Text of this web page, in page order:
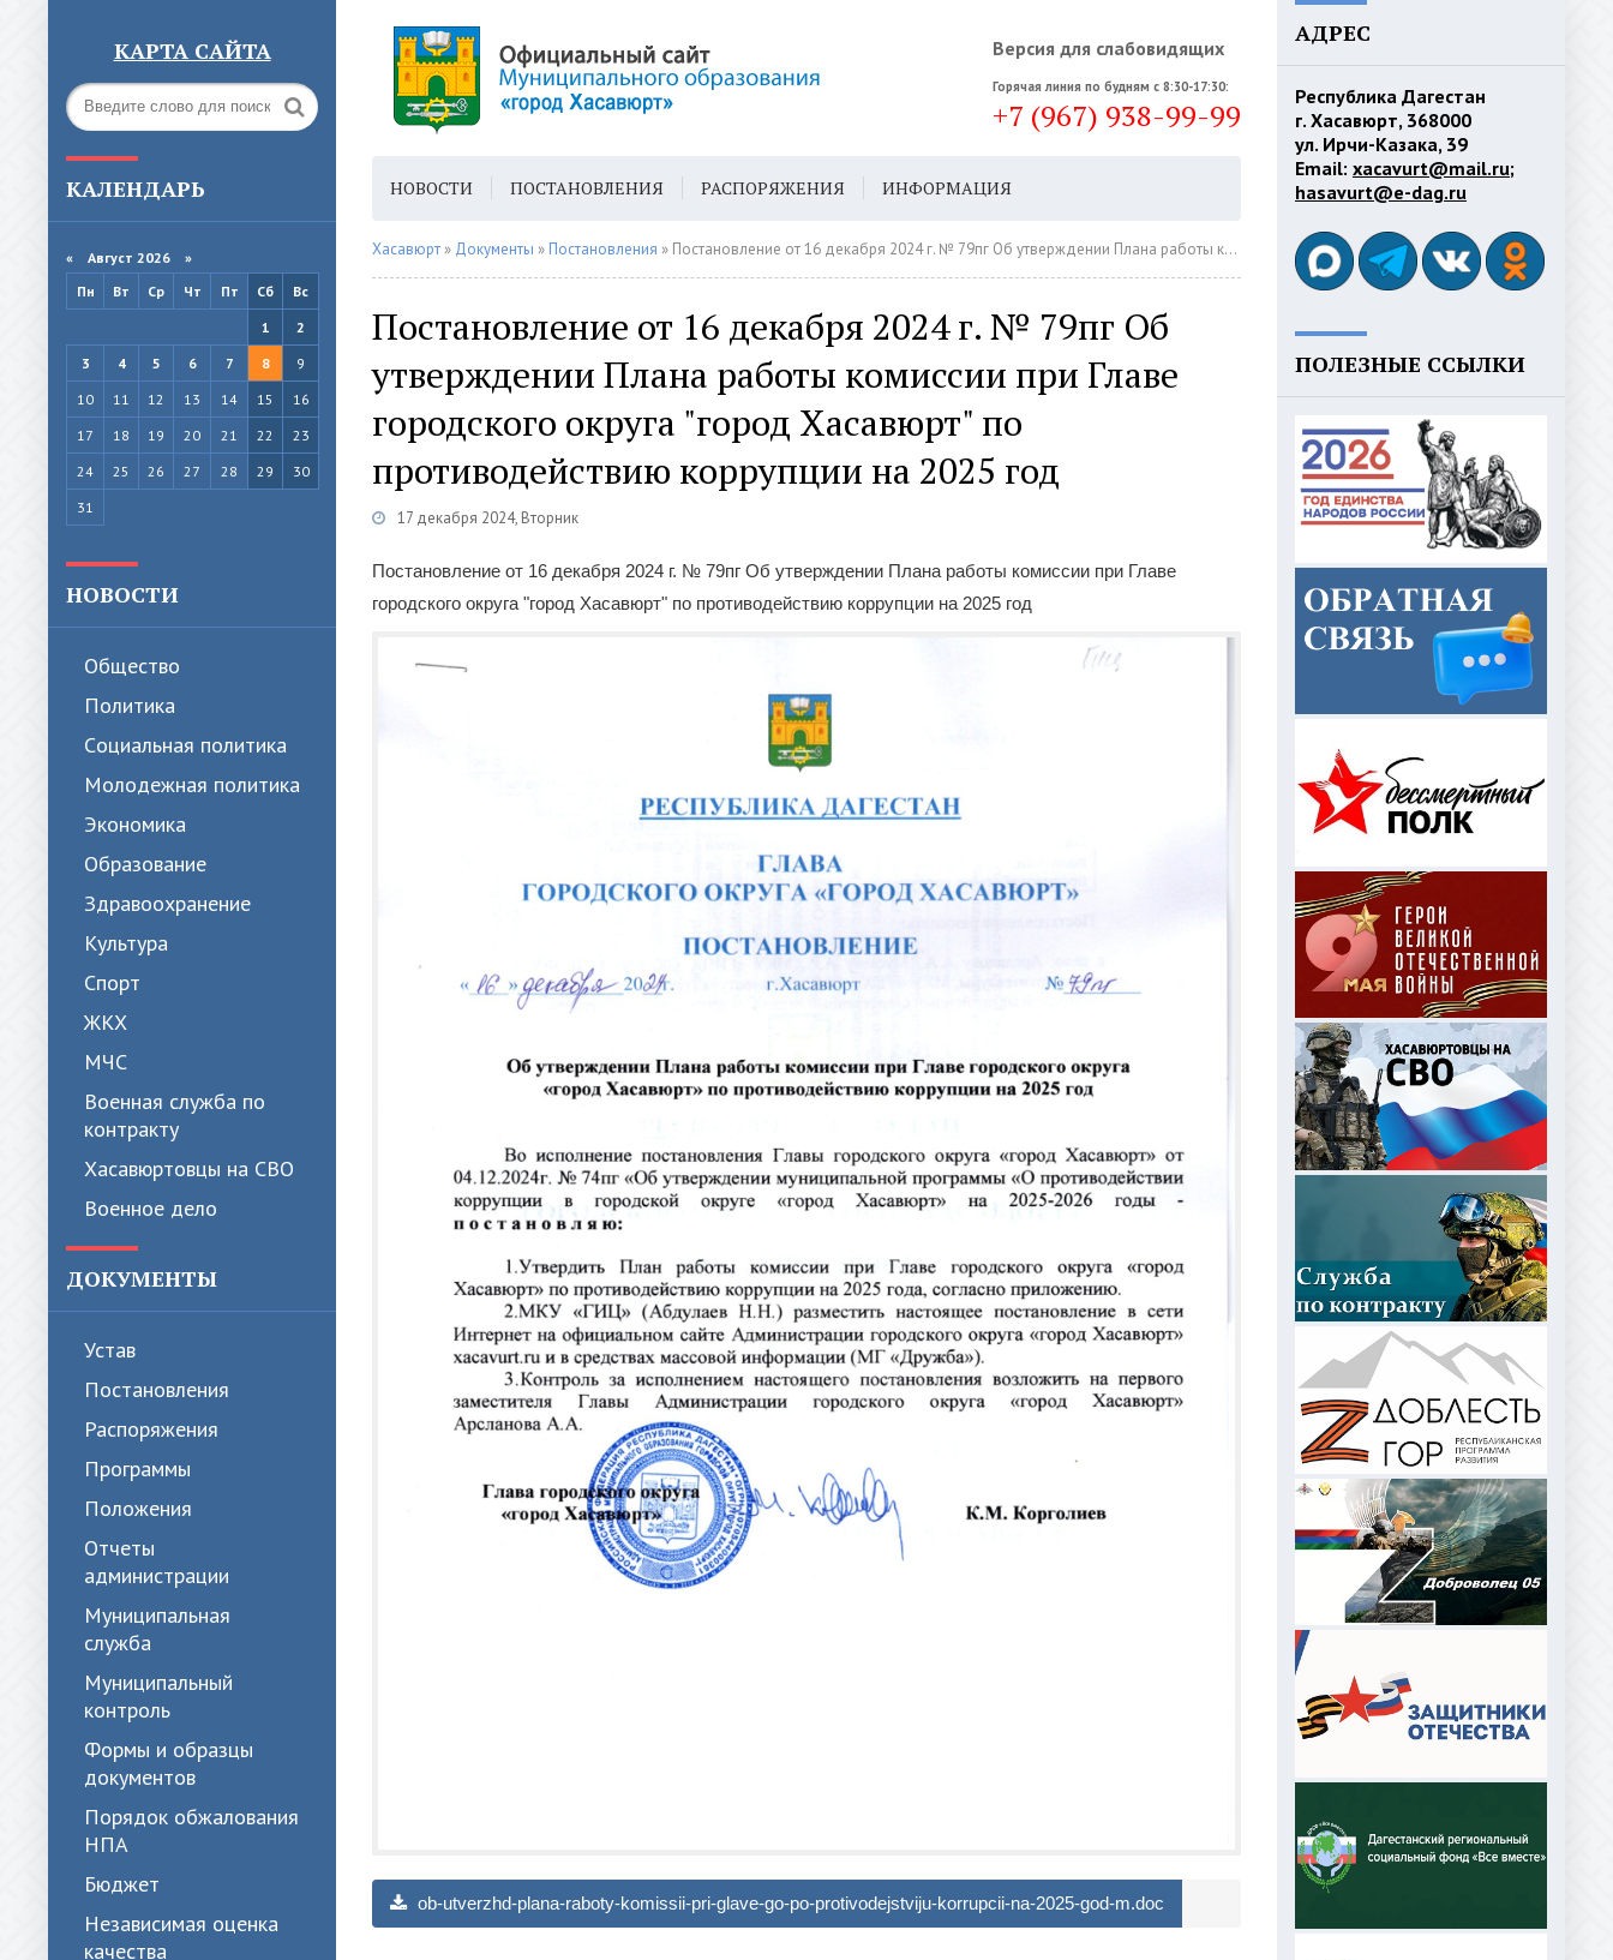
КАРТА САЙТА Версия для слабовидящих
Горячая линия по будням с 8:30-17:30:
+7 (967) 938-99-99
КАЛЕНДАРЬ
« Август 2026 »
Пн
Вт Ср Чт Пт Сб
Вс
1
2
3
4 5 6 7 8
9
10
11 12 13 14 15
16
17
18 19 20 21 22
23
24
25 26 27 28 29
30
31
НОВОСТИ
Общество
Политика
Cоциальная политика
Молодежная политика
Экономика
Образование
Здравоохранение
Культура
Спорт
ЖКХ
МЧС
Военная служба по
контракту
Хасавюртовцы на СВО
Военное дело
ДОКУМЕНТЫ
Устав
Постановления
Распоряжения
Программы
Положения
Отчеты
администрации
Муниципальная
служба
Муниципальный
контроль
Формы и образцы
документов
Порядок обжалования
НПА
Бюджет
Независимая оценка
качества
НОВОСТИ ПОСТАНОВЛЕНИЯ РАСПОРЯЖЕНИЯ ИНФОРМАЦИЯ
ГОРОДСКАЯ СРЕДА ГЕН. ПЛАН
Хасавюрт » Документы » Постановления » Постановление от 16 декабря 2024 г. № 79пг Об утверждении Плана работы комиссии при Главе городского округа "город Хасавюрт" по противодействию коррупции на 2025 год
Постановление от 16 декабря 2024 г. № 79пг Об
утверждении Плана работы комиссии при Главе
городского округа "город Хасавюрт" по
противодействию коррупции на 2025 год
17 декабря 2024, Вторник
Постановление от 16 декабря 2024 г. № 79пг Об утверждении Плана работы комиссии при Главе
городского округа "город Хасавюрт" по противодействию коррупции на 2025 год
ob-utverzhd-plana-raboty-komissii-pri-glave-go-po-protivodejstviju-korrupcii-na-2025-god-m.doc
АДРЕС
Республика Дагестан
г. Хасавюрт, 368000
ул. Ирчи-Казака, 39
Email: xacavurt@mail.ru;
hasavurt@e-dag.ru
ПОЛЕЗНЫЕ ССЫЛКИ